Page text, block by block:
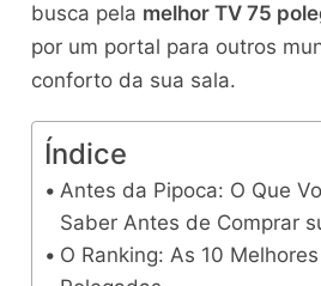
busca pela melhor TV 75
por um portal para outros
conforto da sua sala.
Índice
Antes da Pipoca: O Que
Saber Antes de Comprar
O Ranking: As 10